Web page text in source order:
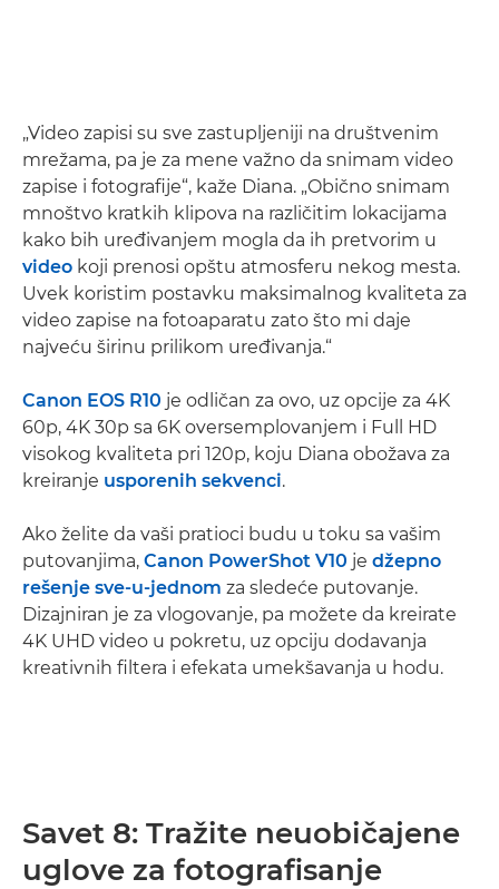
„Video zapisi su sve zastupljeniji na društvenim
mrežama, pa je za mene važno da snimam video
zapise i fotografije“, kaže Diana. „Obično snimam
mnoštvo kratkih klipova na različitim lokacijama
kako bih uređivanjem mogla da ih pretvorim u
video koji prenosi opštu atmosferu nekog mesta.
Uvek koristim postavku maksimalnog kvaliteta za
video zapise na fotoaparatu zato što mi daje
najveću širinu prilikom uređivanja.“
Canon EOS R10 je odličan za ovo, uz opcije za 4K
60p, 4K 30p sa 6K oversemplovanjem i Full HD
visokog kvaliteta pri 120p, koju Diana obožava za
kreiranje usporenih sekvenci.
Ako želite da vaši pratioci budu u toku sa vašim
putovanjima, Canon PowerShot V10 je džepno
rešenje sve-u-jednom za sledeće putovanje.
Dizajniran je za vlogovanje, pa možete da kreirate
4K UHD video u pokretu, uz opciju dodavanja
kreativnih filtera i efekata umekšavanja u hodu.
Savet 8: Tražite neuobičajene
uglove za fotografisanje